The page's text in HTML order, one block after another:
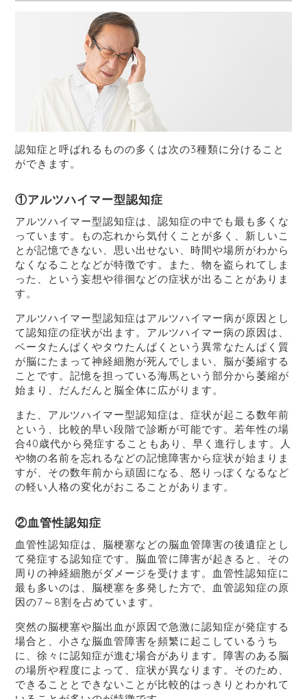
認知症と呼ばれるものの多くは次の3種類に分けること
ができます。
①アルツハイマー型認知症
アルツハイマー型認知症は、認知症の中でも最も多くな
っています。もの忘れから気付くことが多く、新しいこ
とが記憶できない、思い出せない、時間や場所がわから
なくなることなどが特徴です。また、物を盗られてしま
った、という妄想や徘徊などの症状が出ることがありま
す。
アルツハイマー型認知症はアルツハイマー病が原因とし
て認知症の症状が出ます。アルツハイマー病の原因は、
ベータたんぱくやタウたんぱくという異常なたんぱく質
が脳にたまって神経細胞が死んでしまい、脳が萎縮する
ことです。記憶を担っている海馬という部分から萎縮が
始まり、だんだんと脳全体に広がります。
また、アルツハイマー型認知症は、症状が起こる数年前
という、比較的早い段階で診断が可能です。若年性の場
合40歳代から発症することもあり、早く進行します。人
や物の名前を忘れるなどの記憶障害から症状が始まりま
すが、その数年前から頑固になる、怒りっぽくなるなど
の軽い人格の変化がおこることがあります。
②血管性認知症
血管性認知症は、脳梗塞などの脳血管障害の後遺症とし
て発症する認知症です。脳血管に障害が起きると、その
周りの神経細胞がダメージを受けます。血管性認知症に
最も多いのは、脳梗塞を多発した方で、血管認知症の原
因の7～8割を占めています。
突然の脳梗塞や脳出血が原因で急激に認知症が発症する
場合と、小さな脳血管障害を頻繁に起こしているうち
に、徐々に認知症が進む場合があります。障害のある脳
の場所や程度によって、症状が異なります。そのため、
できることとできないことが比較的はっきりとわかれて